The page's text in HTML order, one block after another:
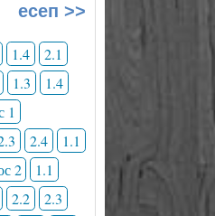
есеп >>
1.4
2.1
1.3
1.4
1
2.4
1.1
2
1.1
2.2
2.3